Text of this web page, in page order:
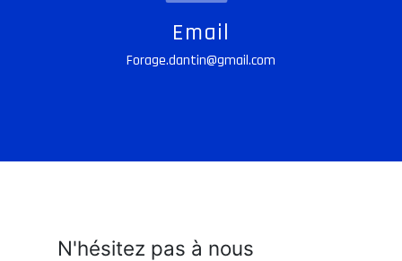
Email
forage.dantin@gmail.com
N'hésitez pas à nous